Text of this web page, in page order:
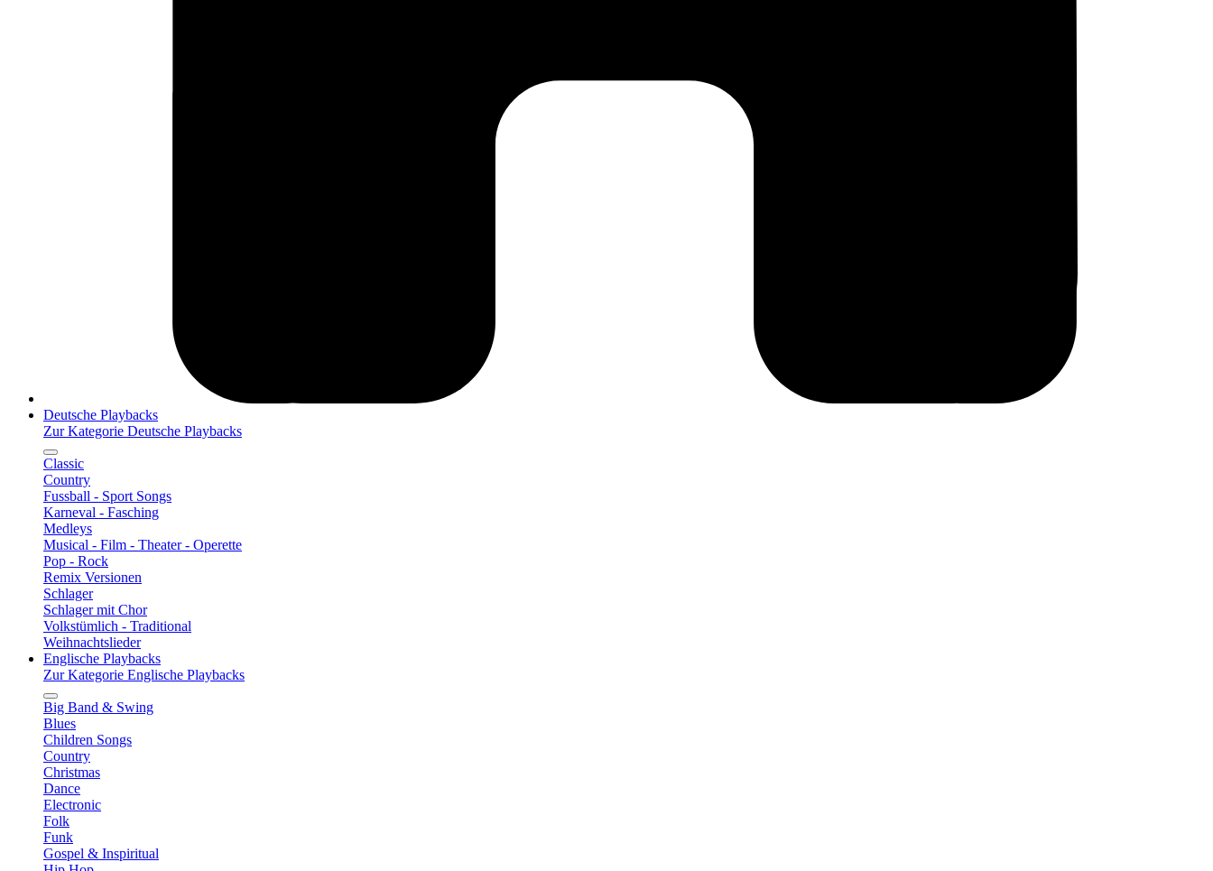
Deutsche Playbacks
Zur Kategorie Deutsche Playbacks
Classic
Country
Fussball - Sport Songs
Karneval - Fasching
Medleys
Musical - Film - Theater - Operette
Pop - Rock
Remix Versionen
Schlager
Schlager mit Chor
Volkstümlich - Traditional
Weihnachtslieder
Englische Playbacks
Zur Kategorie Englische Playbacks
Big Band & Swing
Blues
Children Songs
Country
Christmas
Dance
Electronic
Folk
Funk
Gospel & Inspiritual